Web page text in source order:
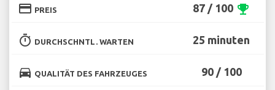
credit_card PREIS 87 / 100 emoji_events
timer DURCHSCHNTL. WARTEN 25 minuten
directions_car QUALITÄT DES FAHRZEUGES 90 / 100